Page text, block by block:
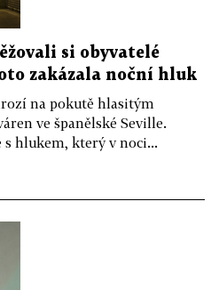
si obyvatelé
zakázala noční hluk
na pokutě hlasitým
ve španělské Seville.
hlukem, který v noci...